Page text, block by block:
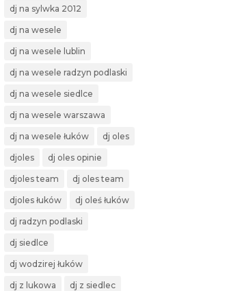
dj na sylwka 2012
dj na wesele
dj na wesele lublin
dj na wesele radzyn podlaski
dj na wesele siedlce
dj na wesele warszawa
dj na wesele łuków dj oles
djoles dj oles opinie
djoles team dj oles team
djoles łuków dj oleś łuków
dj radzyn podlaski
dj siedlce
dj wodzirej łuków
dj z lukowa dj z siedlec